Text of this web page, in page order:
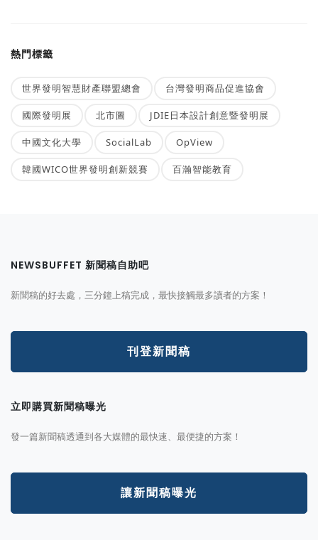
熱門標籤
世界發明智慧財產聯盟總會 台灣發明商品促進協會
國際發明展 北市圖 JDIE日本設計創意暨發明展
中國文化大學 SocialLab OpView
韓國WICO世界發明創新競賽 百瀚智能教育
NEWSBUFFET 新聞稿自助吧
新聞稿的好去處，三分鐘上稿完成，最快接觸最多讀者的方案！
刊登新聞稿
立即購買新聞稿曝光
發一篇新聞稿透通到各大媒體的最快速、最便捷的方案！
讓新聞稿曝光